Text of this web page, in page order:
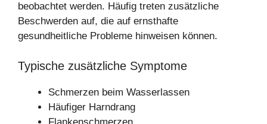
beobachtet werden. Häufig treten zusätzliche
Beschwerden auf, die auf ernsthafte
gesundheitliche Probleme hinweisen können.
Typische zusätzliche Symptome
Schmerzen beim Wasserlassen
Häufiger Harndrang